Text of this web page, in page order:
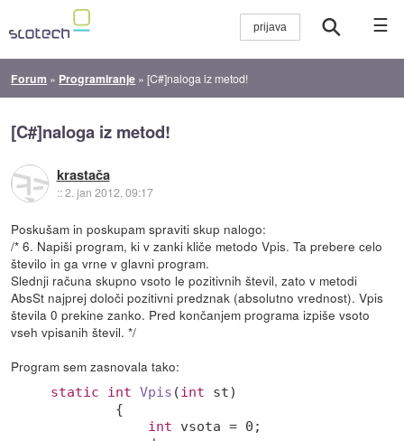
☰
Forum » Programiranje »[C#]naloga iz metod!
[C#]naloga iz metod!
krastača
::2. jan 2012, 09:17
Poskušam in poskupam spraviti skup nalogo:
/* 6. Napiši program, ki v zanki kliče metodo Vpis. Ta prebere celo
število in ga vrne v glavni program.
Slednji računa skupno vsoto le pozitivnih števil, zato v metodi
AbsSt najprej določi pozitivni predznak (absolutno vrednost). Vpis
števila 0 prekine zanko. Pred končanjem programa izpiše vsoto
vseh vpisanih števil. */
Program sem zasnovala tako:
static int Vpis (int st)
        {
int vsota = 0 ;